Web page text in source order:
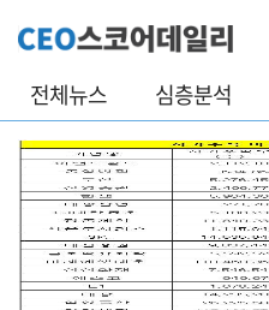
전체뉴스 심층분석